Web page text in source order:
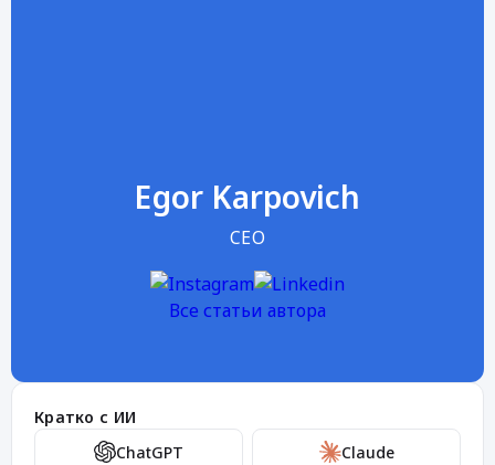
Egor Karpovich
CEO
Все статьи автора
Кратко с ИИ
ChatGPT
Claude